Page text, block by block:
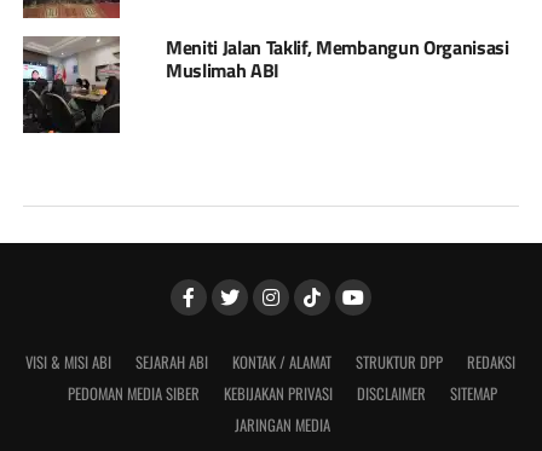
Meniti Jalan Taklif, Membangun Organisasi
Muslimah ABI
VISI & MISI ABI SEJARAH ABI KONTAK / ALAMAT STRUKTUR DPP
REDAKSI
PEDOMAN MEDIA SIBER
KEBIJAKAN PRIVASI DISCLAIMER
SITEMAP
JARINGAN MEDIA